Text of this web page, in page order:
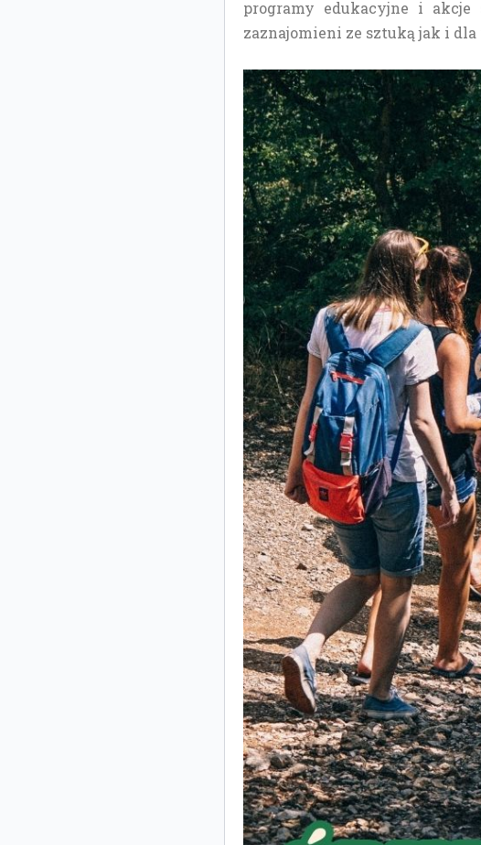
programy edukacyjne i akcje
zaznajomieni ze sztuką jak i